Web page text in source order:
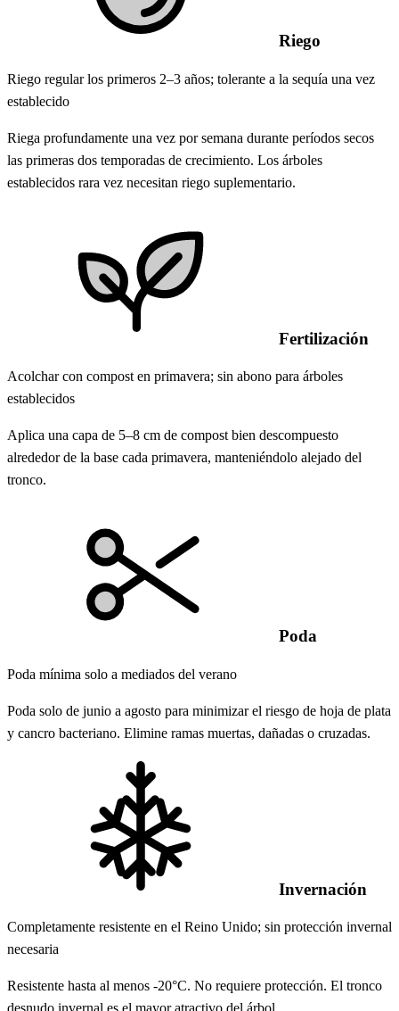
Riego
Riego regular los primeros 2–3 años; tolerante a la sequía una vez
establecido
Riega profundamente una vez por semana durante períodos secos
las primeras dos temporadas de crecimiento. Los árboles
establecidos rara vez necesitan riego suplementario.
Fertilización
Acolchar con compost en primavera; sin abono para árboles
establecidos
Aplica una capa de 5–8 cm de compost bien descompuesto
alrededor de la base cada primavera, manteniéndolo alejado del
tronco.
Poda
Poda mínima solo a mediados del verano
Poda solo de junio a agosto para minimizar el riesgo de hoja de plata
y cancro bacteriano. Elimine ramas muertas, dañadas o cruzadas.
Invernación
Completamente resistente en el Reino Unido; sin protección invernal
necesaria
Resistente hasta al menos -20°C. No requiere protección. El tronco